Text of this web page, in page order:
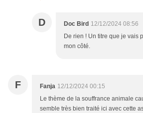
D Doc Bird 12/12/2024 08:56
De rien ! Un titre que je vais
mon côté.
F Fanja 12/12/2024 00:15
Le thème de la souffrance animale
semble très bien traité ici avec cette